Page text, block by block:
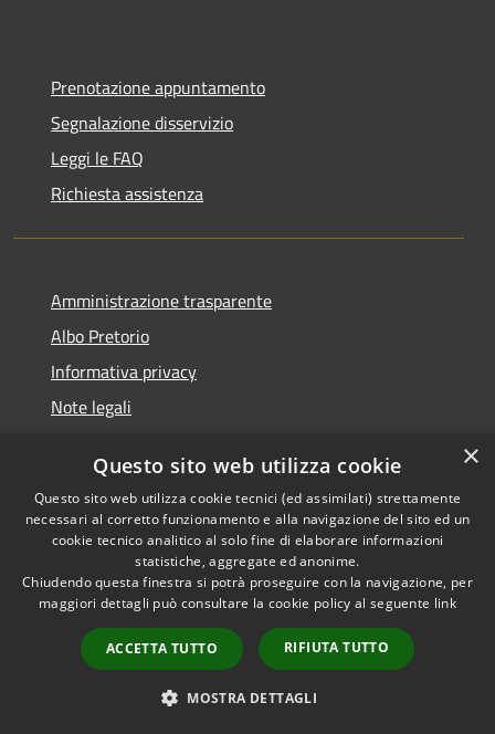
Prenotazione appuntamento
Segnalazione disservizio
Leggi le FAQ
Richiesta assistenza
Amministrazione trasparente
Albo Pretorio
Informativa privacy
Note legali
Segnalazioni di inaccessibilità
RSS
Accessibilità
Copyright © 2026 • Comune di
Tarcento • Powered by
Municipium•
Accesso
redazione
×
Questo sito web utilizza cookie
Questo sito web utilizza cookie tecnici (ed assimilati) strettamente
necessari al corretto funzionamento e alla navigazione del sito ed un
cookie tecnico analitico al solo fine di elaborare informazioni
statistiche, aggregate ed anonime.
Chiudendo questa finestra si potrà proseguire con la navigazione, per
maggiori dettagli può consultare la cookie policy al seguente link
ACCETTA TUTTO RIFIUTA TUTTO
MOSTRA DETTAGLI